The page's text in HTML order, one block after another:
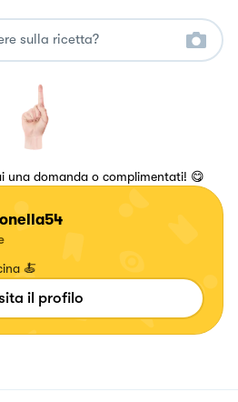
una domanda o complimentati! 😋
🍝
il profilo